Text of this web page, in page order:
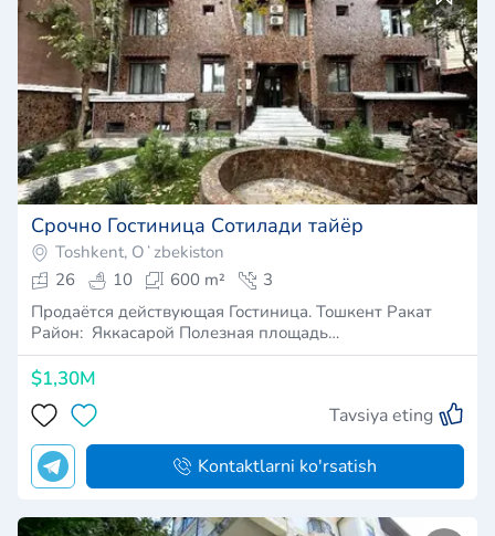
Срочно Гостиница Сотилади тайёр
Toshkent, Oʻzbekiston
26
10 600 m²
3
Продаётся действующая Гостиница. Тошкент Ракат
Район: Яккасарой Полезная площадь…
$1,30M
Tavsiya eting
Kontaktlarni ko'rsatish